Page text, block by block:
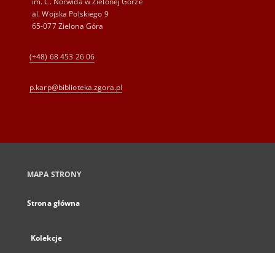
al. Wojska Polskiego 9
65-077 Zielona Góra
(+48) 68 453 26 06
p.karp@biblioteka.zgora.pl
MAPA STRONY
Strona główna
Kolekcje